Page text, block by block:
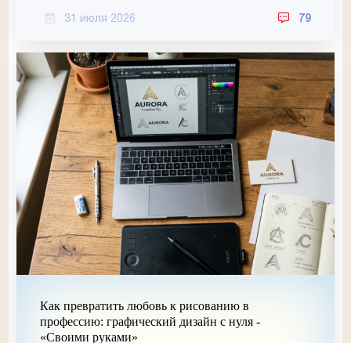
31 июля 2026 79
Как превратить любовь к рисованию в
профессию: графический дизайн с нуля -
«Своими руками»